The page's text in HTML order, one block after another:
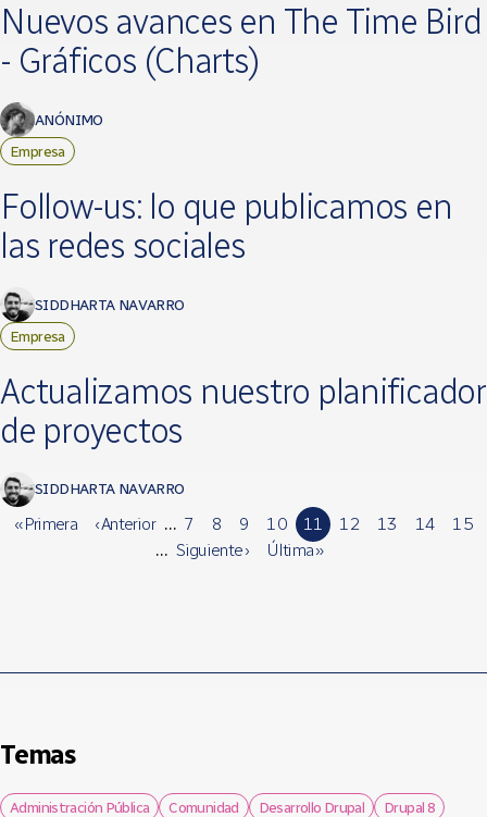
Nuevos avances en The Time Bird
- Gráficos (Charts)
ANÓNIMO
Empresa
Follow-us: lo que publicamos en
las redes sociales
SIDDHARTA NAVARRO
Empresa
Actualizamos nuestro planificador
de proyectos
SIDDHARTA NAVARRO
« Primera ‹ Anterior … 7 8 9 10 11 12 13 14
15
… Siguiente › Última »
Temas
Administración Pública Comunidad Desarrollo Drupal
Drupal 8